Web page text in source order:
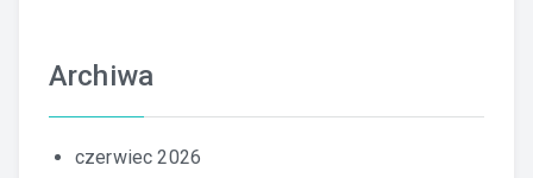
Archiwa
czerwiec 2026